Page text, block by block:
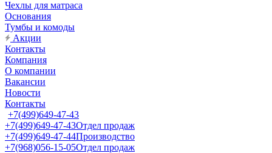
Чехлы для матраса
Основания
Тумбы и комоды
Акции
Контакты
Компания
О компании
Вакансии
Новости
Контакты
+7(499)649-47-43
+7(499)649-47-43Отдел продаж
+7(499)649-47-44Производство
+7(968)056-15-05Отдел продаж